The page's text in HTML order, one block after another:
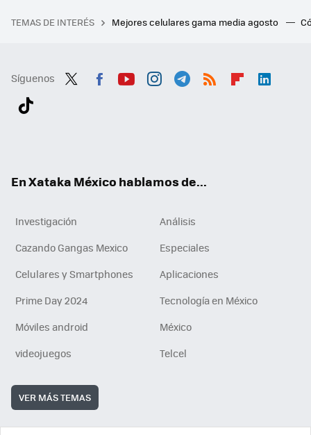
TEMAS DE INTERÉS Mejores celulares gama media agosto
Síguenos
En Xataka México hablamos de...
Investigación
Análisis
Cazando Gangas Mexico
Especiales
Celulares y Smartphones
Aplicaciones
Prime Day 2024
Tecnología en México
Móviles android
México
videojuegos
Telcel
VER MÁS TEMAS